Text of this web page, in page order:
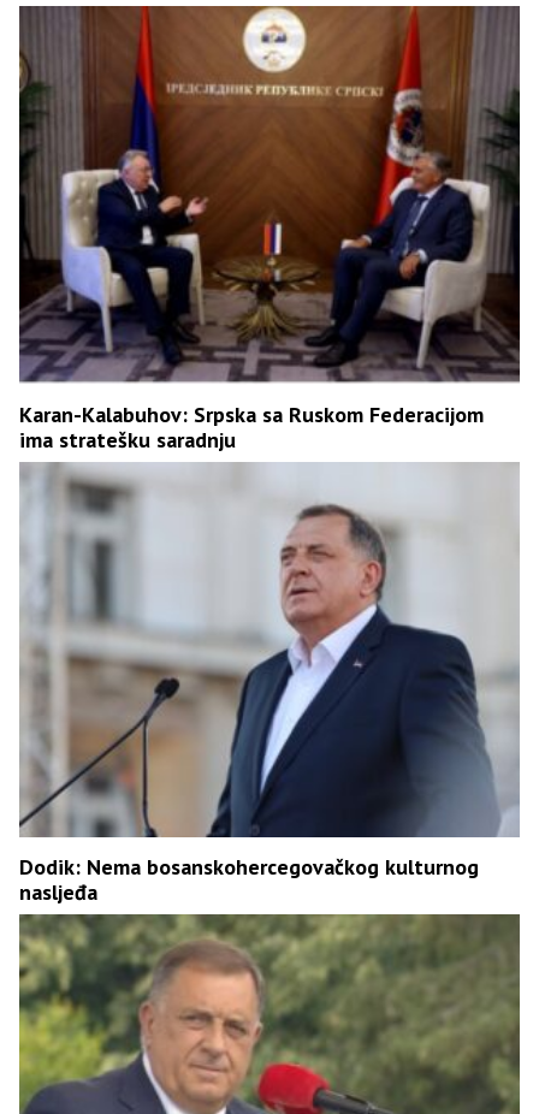
Karan-Kalabuhov: Srpska sa Ruskom Federacijom
ima stratešku saradnju
Dodik: Nema bosanskohercegovačkog kulturnog
nasljeđa